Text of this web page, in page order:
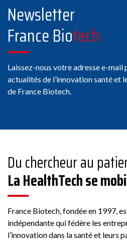
Newsletter
France Biotech
Laissez-nous votre adresse e-
actualités de l’innovation santé et
de France Biotech.
Du chercheur au
La HealthTech se
France Biotech, fondée en 1997,
indépendante qui fédère les
l’innovation dans la santé et leurs